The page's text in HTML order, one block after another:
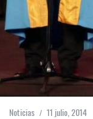
Noticias 11 julio, 2014